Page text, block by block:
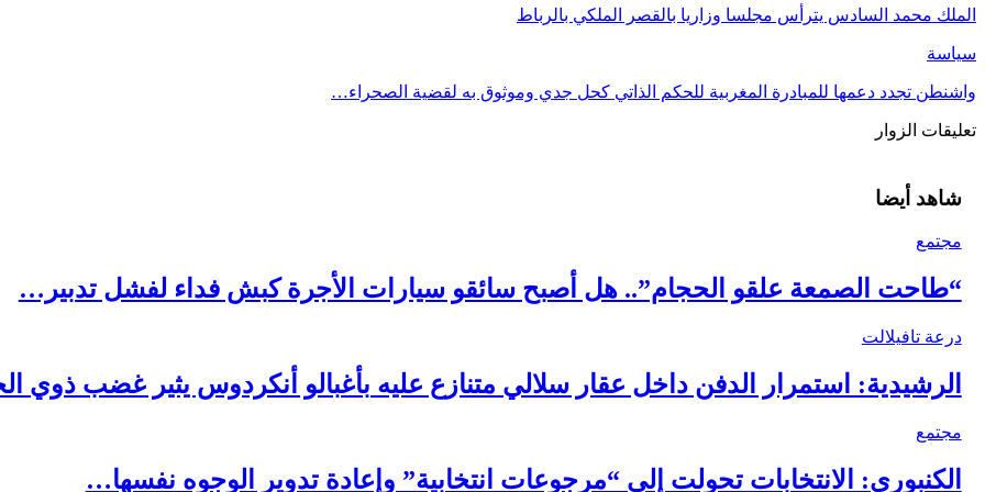
الملك محمد السادس يترأس مجلسا وزاريا بالقصر الملكي بالرباط
سياسة
واشنطن تجدد دعمها للمبادرة المغربية للحكم الذاتي كحل جدي وموثوق به لقضية الصحراء…
تعليقات الزوار
شاهد أيضا
مجتمع
“طاحت الصمعة علقو الحجام”.. هل أصبح سائقو سيارات الأجرة كبش فداء لفشل تدبير…
درعة تافيلالت
الرشيدية: استمرار الدفن داخل عقار سلالي متنازع عليه بأغبالو أنكردوس يثير غضب ذوي
مجتمع
الكنبوري: الانتخابات تحولت إلى “مرجوعات انتخابية” وإعادة تدوير الوجوه نفسها…